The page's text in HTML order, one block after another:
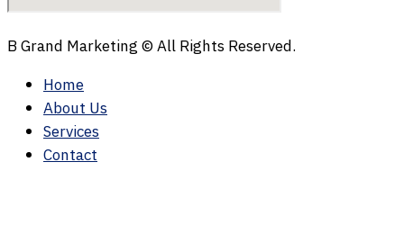
B Grand Marketing © All Rights Reserved.
Home
About Us
Services
Contact